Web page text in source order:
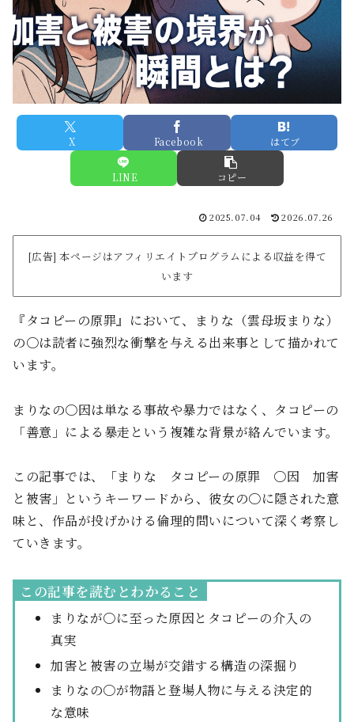
X Facebook はてブ
LINE コピー
2025.07.04 2026.07.26
[広告] 本ページはアフィリエイトプログラムによる収益を得て
います
『タコピーの原罪』において、まりな（雲母坂まりな）
の〇は読者に強烈な衝撃を与える出来事として描かれて
います。
まりなの〇因は単なる事故や暴力ではなく、タコピーの
「善意」による暴走という複雑な背景が絡んでいます。
この記事では、「まりな タコピーの原罪 〇因 加害
と被害」というキーワードから、彼女の〇に隠された意
味と、作品が投げかける倫理的問いについて深く考察し
ていきます。
この記事を読むとわかること
まりなが〇に至った原因とタコピーの介入の
真実
加害と被害の立場が交錯する構造の深掘り
まりなの〇が物語と登場人物に与える決定的
な意味